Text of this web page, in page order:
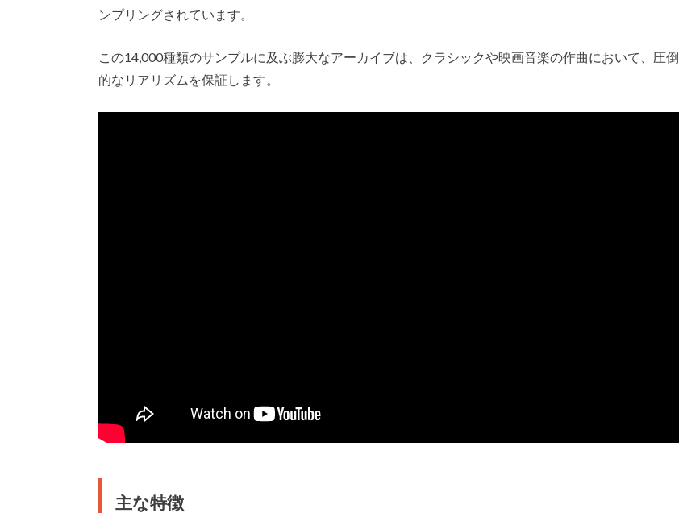
ンプリングされています。
この14,000種類のサンプルに及ぶ膨大なアーカイブは、クラシックや映画音楽の作曲において、圧倒
的なリアリズムを保証します。
主な特徴